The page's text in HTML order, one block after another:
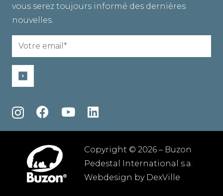
vous serez toujours informé des dernières
nouvelles.
Email
(Required)
Copyright © 2026 – Buzon
Pedestal International s.a.
Webdesign by DexVille